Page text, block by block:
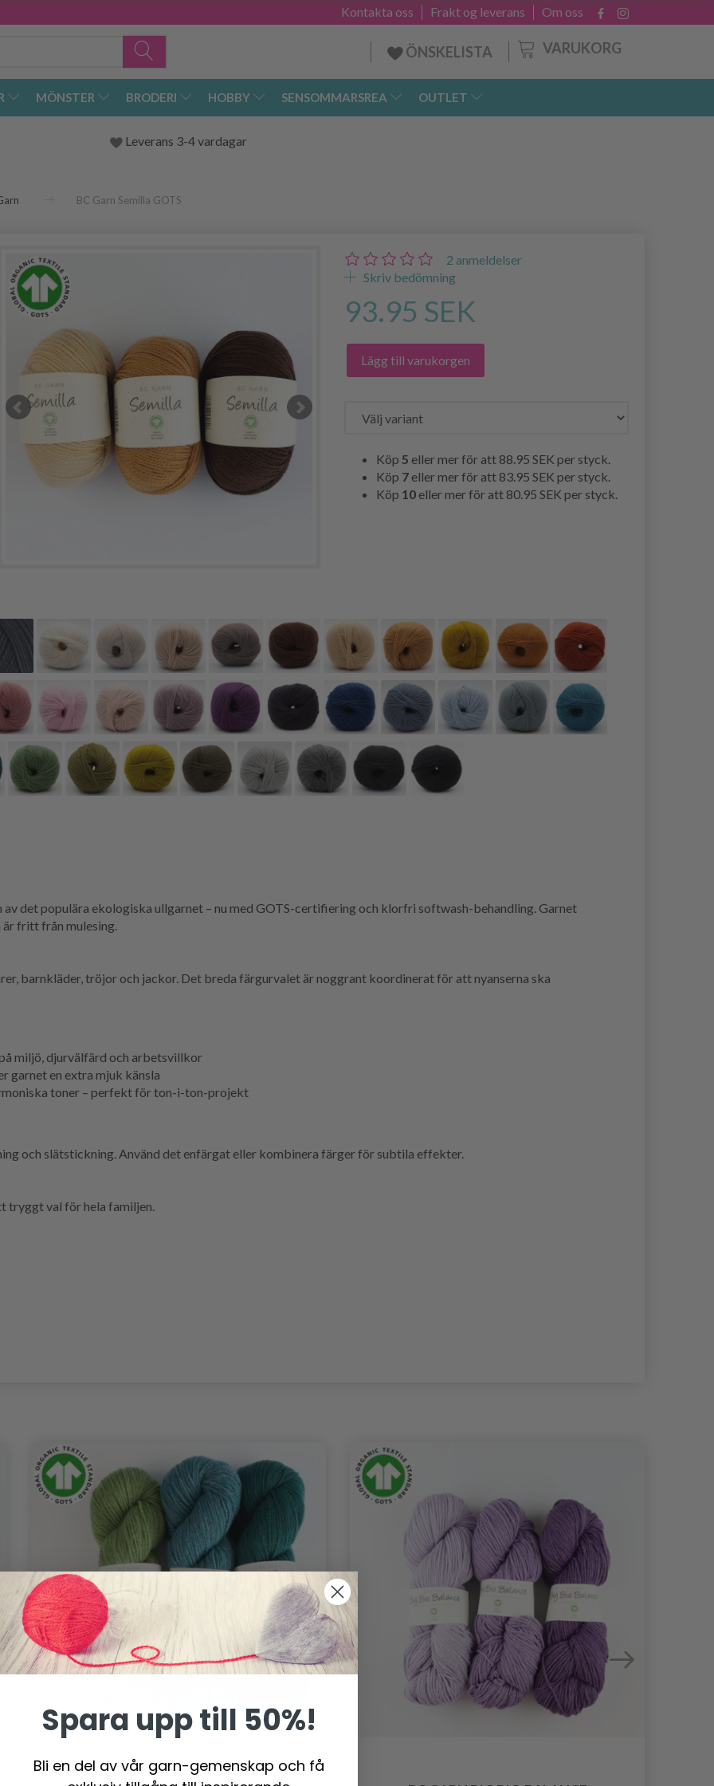
Om oss
Frakt og leverans
Kontakta oss
VARUKORG
ÖNSKELISTA
MÖNSTER BRODERI HOBBY SENSOMMARSREA OUTLET
Leverans 3-4 vardagar
BC Garn Semilla GOTS
2 anmeldelser
Skriv bedömning
93.95 SEK
Lägg till varukorgen
Köp5 eller mer för att 88.95 SEKper styck.
Köp 7 eller mer för att 83.95 SEKper styck.
Köp 10 eller mer för att 80.95 SEKper styck.
av det populära ekologiska ullgarnet – nu med GOTS-certifiering och klorfri softwash-behandling. Garnet
är fritt från mulesing.
barnkläder, tröjor och jackor. Det breda färgurvalet är noggrant koordinerat för att nyanserna ska
miljö, djurvälfärd och arbetsvillkor
garnet en extra mjuk känsla
toner – perfekt för ton-i-ton-projekt
och slätstickning. Använd det enfärgat eller kombinera färger för subtila effekter.
tryggt val för hela familjen.
Spara upp till 50%!
Bli en del av vår garn-gemenskap och få